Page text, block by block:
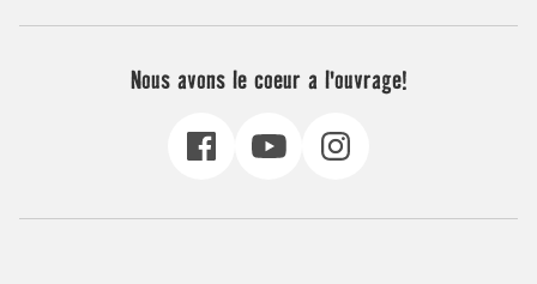
Nous avons le coeur a l'ouvrage!